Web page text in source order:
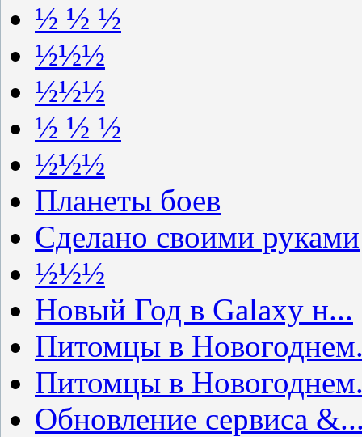
½ ½ ½
½½½
½½½
½ ½ ½
½½½
Планеты боев
Сделано своими руками
½½½
Новый Год в Galaxy н...
Питомцы в
Питомцы в
Обновление сервиса